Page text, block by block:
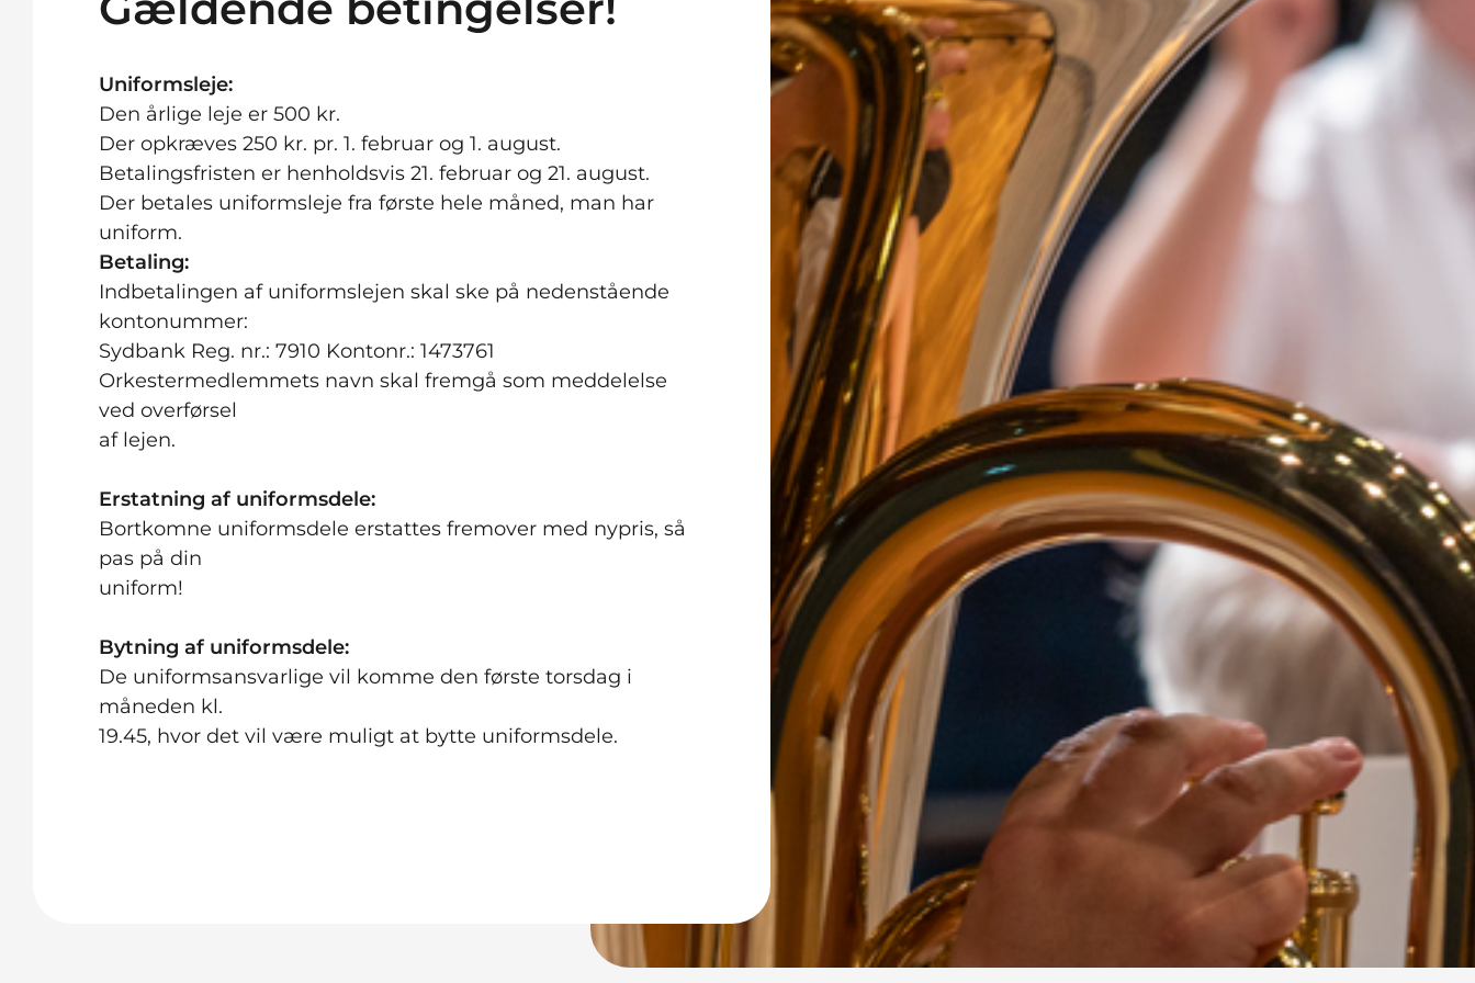
Uniformsleje:
Den årlige leje er 500 kr.
Der opkræves 250 kr. pr. 1. februar og 1. august.
Betalingsfristen er henholdsvis 21. februar og 21. august.
Der betales uniformsleje fra første hele måned, man har
uniform.
Betaling:
Indbetalingen af uniformslejen skal ske på nedenstående
kontonummer:
Sydbank Reg. nr.: 7910 Kontonr.: 1473761
Orkestermedlemmets navn skal fremgå som meddelelse
ved overførsel
af lejen.
Erstatning af uniformsdele:
Bortkomne uniformsdele erstattes fremover med nypris, så
pas på din
uniform!
Bytning af uniformsdele:
De uniformsansvarlige vil komme den første torsdag i
måneden kl.
19.45, hvor det vil være muligt at bytte uniformsdele.